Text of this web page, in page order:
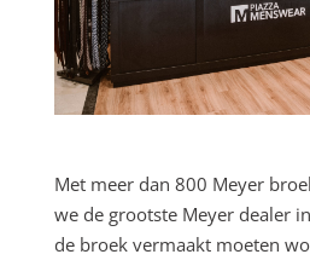
Met meer dan 800 Meyer
we de grootste Meyer dealerin
de broek vermaakt moeten